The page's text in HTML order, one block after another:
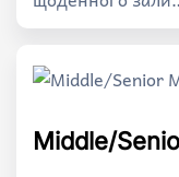
Middle/